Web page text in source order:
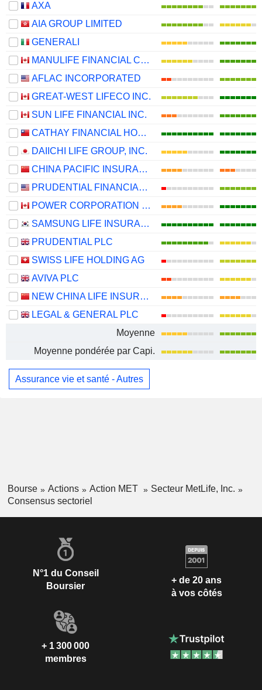
AXA
AIA GROUP LIMITED
GENERALI
MANULIFE FINANCIAL CORPORATION
AFLAC INCORPORATED
GREAT-WEST LIFECO INC.
SUN LIFE FINANCIAL INC.
CATHAY FINANCIAL HOLDING CO., LTD.
DAIICHI LIFE GROUP, INC.
CHINA PACIFIC INSURANCE (GROUP) CO., LTD.
PRUDENTIAL FINANCIAL, INC.
POWER CORPORATION OF CANADA
SAMSUNG LIFE INSURANCE CO., LTD.
PRUDENTIAL PLC
SWISS LIFE HOLDING AG
AVIVA PLC
NEW CHINA LIFE INSURANCE COMPANY LTD.
LEGAL & GENERAL PLC
Moyenne
Moyenne pondérée par Capi.
Assurance vie et santé - Autres
Bourse Actions Action MET
Secteur MetLife, Inc.
Consensus sectoriel
N°1 du Conseil
Boursier
+ de 20 ans
à vos côtés
+ 1 300 000
membres